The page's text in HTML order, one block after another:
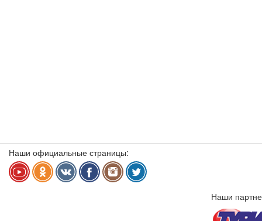
Наши официальные страницы:
Наши